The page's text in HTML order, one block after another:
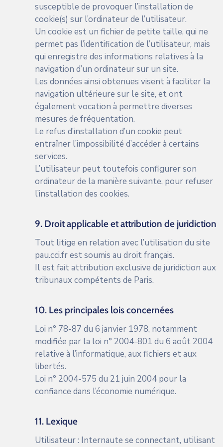
susceptible de provoquer l’installation de
cookie(s) sur l’ordinateur de l’utilisateur.
Un cookie est un fichier de petite taille, qui ne
permet pas l’identification de l’utilisateur, mais
qui enregistre des informations relatives à la
navigation d’un ordinateur sur un site.
Les données ainsi obtenues visent à faciliter la
navigation ultérieure sur le site, et ont
également vocation à permettre diverses
mesures de fréquentation.
Le refus d’installation d’un cookie peut
entraîner l’impossibilité d’accéder à certains
services.
L’utilisateur peut toutefois configurer son
ordinateur de la manière suivante, pour refuser
l’installation des cookies.
9. Droit applicable et attribution de juridiction
Tout litige en relation avec l’utilisation du site
pau.cci.frest soumis au droit français.
Il est fait attribution exclusive de juridiction aux
tribunaux compétents de Paris.
10. Les principales lois concernées
Loi n° 78-87 du 6 janvier 1978, notamment
modifiée par la loi n° 2004-801 du 6 août 2004
relative à l’informatique, aux fichiers et aux
libertés.
Loi n° 2004-575 du 21 juin 2004 pour la
confiance dans l’économie numérique.
11. Lexique
Utilisateur : Internaute se connectant, utilisant